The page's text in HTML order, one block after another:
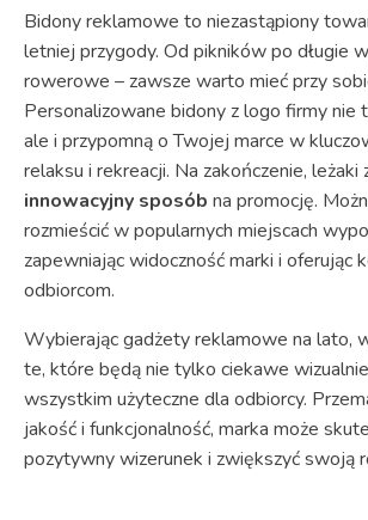
Bidony reklamowe to niezastąpiony
letniej przygody. Od pikników po długie
rowerowe – zawsze warto mieć przy
Personalizowane bidony z logo firmy nie
ale i przypomną o Twojej marce w
relaksu i rekreacji. Na zakończenie,
innowacyjny sposób na promocję.
rozmieścić w popularnych miejscach
zapewniając widoczność marki i oferując
odbiorcom.
Wybierając gadżety reklamowe na lato,
te, które będą nie tylko ciekawe
wszystkim użyteczne dla odbiorcy.
jakość i funkcjonalność, marka może
pozytywny wizerunek i zwiększyć swoją